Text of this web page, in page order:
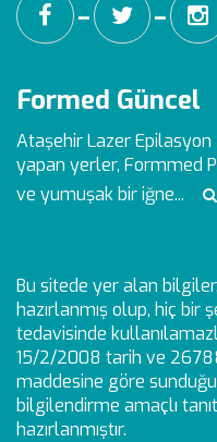
━ ━
Formed Güncel
Ataşehir Lazer Epilasyon
yapan yerler, Formmed
ve yumuşak bir iğne...
Bu sitede yer alan
hazırlanmış olup, hiç bir
tedavisinde
15/2/2008 tarih ve
maddesine göre
bilgilendirme amaçlı
hazırlanmıştır.